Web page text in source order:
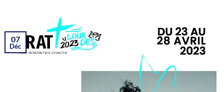
07
Déc